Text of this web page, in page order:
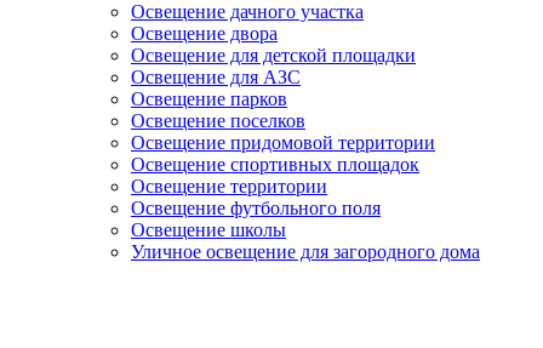
Освещение дачного участка
Освещение двора
Освещение для детской площадки
Освещение для АЗС
Освещение парков
Освещение поселков
Освещение придомовой территории
Освещение спортивных площадок
Освещение территории
Освещение футбольного поля
Освещение школы
Уличное освещение для загородного дома